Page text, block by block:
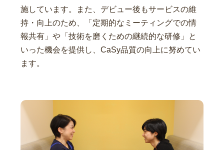
施しています。また、デビュー後もサービスの維
持・向上のため、「定期的なミーティングでの情
報共有」や「技術を磨くための継続的な研修」と
いった機会を提供し、CaSy品質の向上に努めてい
ます。